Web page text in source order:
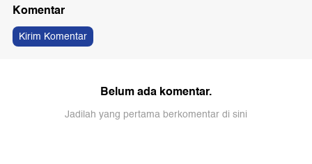
Komentar
Kirim Komentar
Belum ada komentar.
Jadilah yang pertama berkomentar di sini